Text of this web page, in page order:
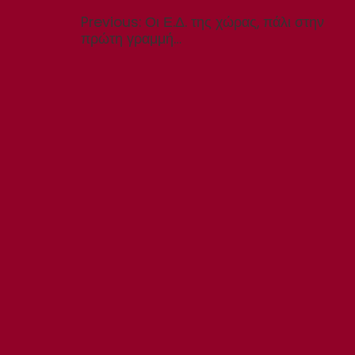
Previous: Previous
post:
Οι Ε.Δ. της χώρας, πάλι στην
πρώτη γραμμή…